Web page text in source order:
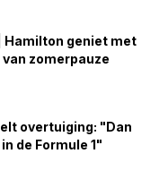
Hamilton geniet met
zomerpauze
overtuiging: "Dan
de Formule 1"